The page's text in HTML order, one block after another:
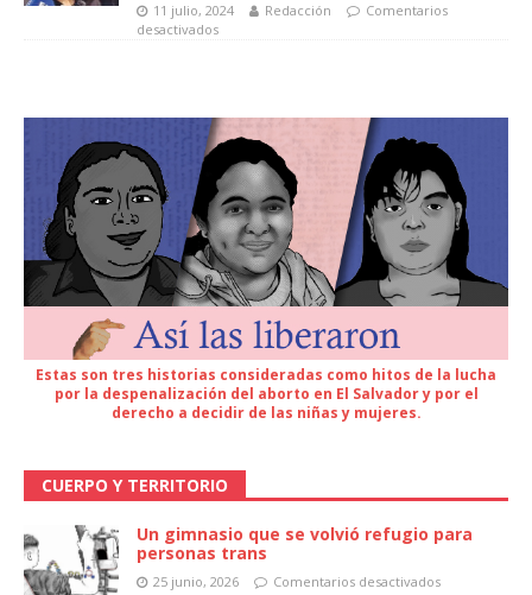
11 julio, 2024 Redacción
Comentarios
desactivados
Estas son tres historias consideradas como hitos de la lucha
por la despenalización del aborto en El Salvador y por el
derecho a decidir de las niñas y mujeres.
CUERPO Y TERRITORIO
Un gimnasio que se volvió refugio para
personas trans
25 junio, 2026 Comentarios desactivados